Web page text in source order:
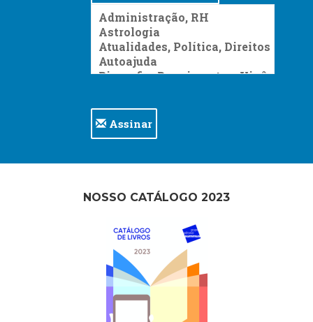
Assinar
NOSSO CATÁLOGO 2023